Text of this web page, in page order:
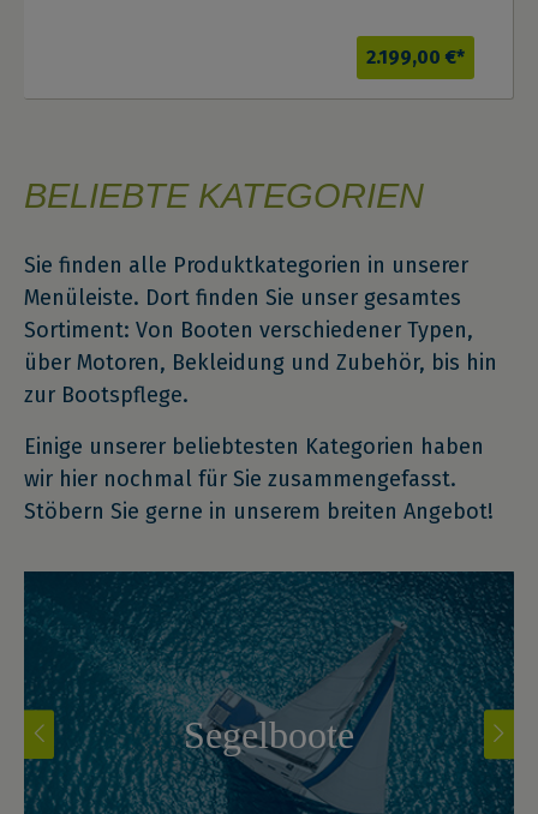
2.199,00 €*
BELIEBTE KATEGORIEN
Sie finden alle Produktkategorien in unserer
Menüleiste. Dort finden Sie unser gesamtes
Sortiment: Von Booten verschiedener Typen,
über Motoren, Bekleidung und Zubehör, bis hin
zur Bootspflege.
Einige unserer beliebtesten Kategorien haben
wir hier nochmal für Sie zusammengefasst.
Stöbern Sie gerne in unserem breiten Angebot!
Segelboote